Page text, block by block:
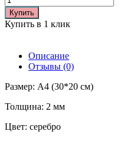
Купить
Купить в 1 клик
Описание
Отзывы (0)
Размер: А4 (30*20 см)
Толщина: 2 мм
Цвет: серебро